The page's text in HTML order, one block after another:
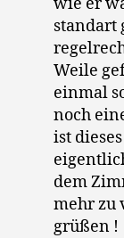
standart
Weile
einmal
noch
ist
dem
mehr zu
grüßen !